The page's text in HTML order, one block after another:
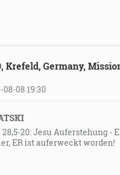
Krefeld, Germany,
08 19:30
20: Jesu Auferstehung -
ER ist auferweckt worden!